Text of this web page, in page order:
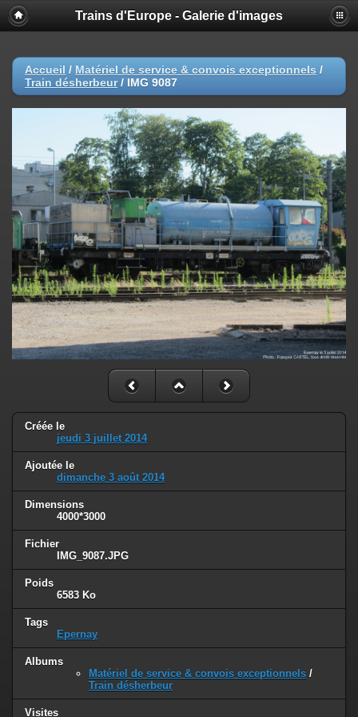
Trains d'Europe - Galerie d'images
Accueil / Matériel de service & convois exceptionnels /
Train désherbeur/ IMG 9087
Créée le
jeudi 3 juillet 2014
Ajoutée le
dimanche 3 août 2014
Dimensions
4000*3000
Fichier
IMG_9087.JPG
Poids
6583 Ko
Tags
Epernay
Albums
Matériel de service & convois exceptionnels /
Train désherbeur
Visites